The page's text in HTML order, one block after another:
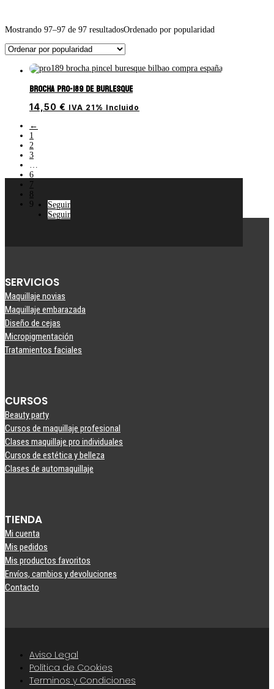
Mostrando 97–97 de 97 resultadosOrdenado por popularidad
Brocha PRO-189 de Burlesque
14,50 € IVA 21% Incluido
←
1
2
3
…
6
7
8
9
Seguir
Seguir
SERVICIOS
Maquillaje novias
Maquillaje embarazada
Diseño de cejas
Micropigmentación
Tratamientos faciales
CURSOS
Beauty party
Cursos de maquillaje profesional
Clases maquillaje pro individuales
Cursos de estética y belleza
Clases de automaquillaje
TIENDA
Mi cuenta
Mis pedidos
Mis productos favoritos
Envíos, cambios y devoluciones
Contacto
Aviso Legal
Política de Cookies
Terminos y Condiciones